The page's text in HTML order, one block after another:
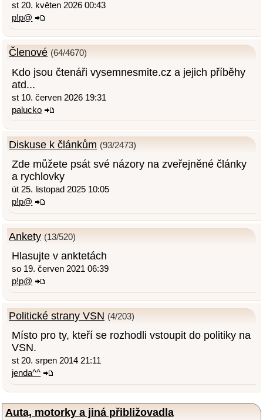
st 20. květen 2026 00:43
p!p@
Členové (64/4670)
Kdo jsou čtenáři vysemnesmite.cz a jejich příběhy
atd...
st 10. červen 2026 19:31
palucko
Diskuse k článkům (93/2473)
Zde můžete psát své názory na zveřejněné články
a rychlovky
út 25. listopad 2025 10:05
p!p@
Ankety (13/520)
Hlasujte v anktetách
so 19. červen 2021 06:39
p!p@
Politické strany VSN (4/203)
Místo pro ty, kteří se rozhodli vstoupit do politiky na
VSN.
st 20. srpen 2014 21:11
jenda^^
Auta, motorky a jiná přibližovadla